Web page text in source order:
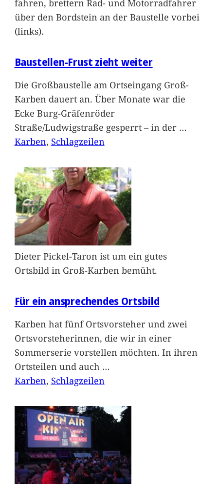
fahren, brettern Rad- und Motorradfahrer
über den Bordstein an der Baustelle vorbei
(links).
Baustellen-Frust zieht weiter
Die Großbaustelle am Ortseingang Groß-
Karben dauert an. Über Monate war die
Ecke Burg-Gräfenröder
Straße/Ludwigstraße gesperrt – in der …
Karben, Schlagzeilen
Dieter Pickel-Taron ist um ein gutes
Ortsbild in Groß-Karben bemüht.
Für ein ansprechendes Ortsbild
Karben hat fünf Ortsvorsteher und zwei
Ortsvorsteherinnen, die wir in einer
Sommerserie vorstellen möchten. In ihren
Ortsteilen und auch …
Karben, Schlagzeilen